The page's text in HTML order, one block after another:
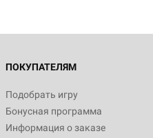
ПОКУПАТЕЛЯМ
Подобрать игру
Бонусная программа
Информация о заказе